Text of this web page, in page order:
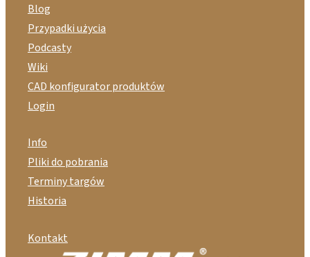
Blog
Przypadki użycia
Podcasty
Wiki
CAD konfigurator produktów
Login
Info
Pliki do pobrania
Terminy targów
Historia
Kontakt